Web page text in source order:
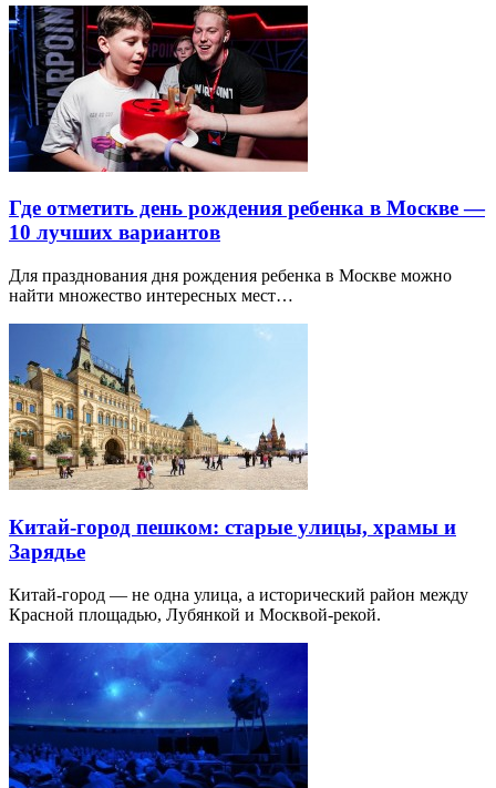
Где отметить день рождения ребенка в Москве —
10 лучших вариантов
Для празднования дня рождения ребенка в Москве можно
найти множество интересных мест…
Китай-город пешком: старые улицы, храмы и
Зарядье
Китай-город — не одна улица, а исторический район между
Красной площадью, Лубянкой и Москвой-рекой.